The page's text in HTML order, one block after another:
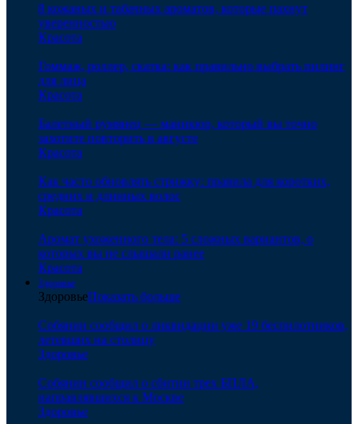
8 кожаных и табачных ароматов, которые пахнут
уверенностью
Красота
Гоммаж, роллер, скатка: как правильно выбрать пилинг
для лица
Красота
Балетный румянец — маникюр, который вы точно
захотите повторить в августе
Красота
Как часто обновлять стрижку: правила для коротких,
средних и длинных волос
Красота
Аромат ухоженного тела: 5 сложных вариантов, о
которых вы не слышали ранее
Красота
Здоровье
ЗдоровьеПоказать больше
Собянин сообщил о ликвидации уже 19 беспилотников,
летевших на столицу
Здоровье
Собянин сообщил о сбитии трех БПЛА,
направлявшихся к Москве
Здоровье